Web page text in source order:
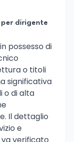
per dirigente
possesso di
o titoli
significativa
o di alta
Il dettaglio
e